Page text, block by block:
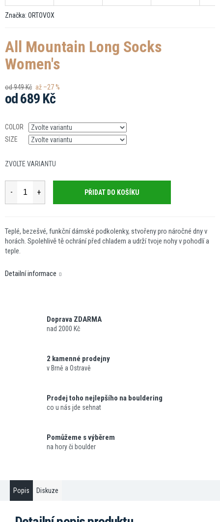
Značka: ORTOVOX
All Mountain Long Socks
Women's
od 949 Kč až –27 %
od 689 Kč
cena:
COLOR
SIZE
ZVOLTE VARIANTU
PŘIDAT DO KOŠÍKU
Teplé, bezešvé, funkční dámské podkolenky, stvořeny pro náročné dny v
horách. Spolehlivě tě ochrání před chladem a udrží tvoje nohy v pohodlí a
teple.
Detailní informace
Doprava ZDARMA
nad 2000 Kč
2 kamenné prodejny
v Brně a Ostravě
Prodej toho nejlepšího na bouldering
co u nás jde sehnat
Pomůžeme s výběrem
na hory či boulder
Popis Diskuze